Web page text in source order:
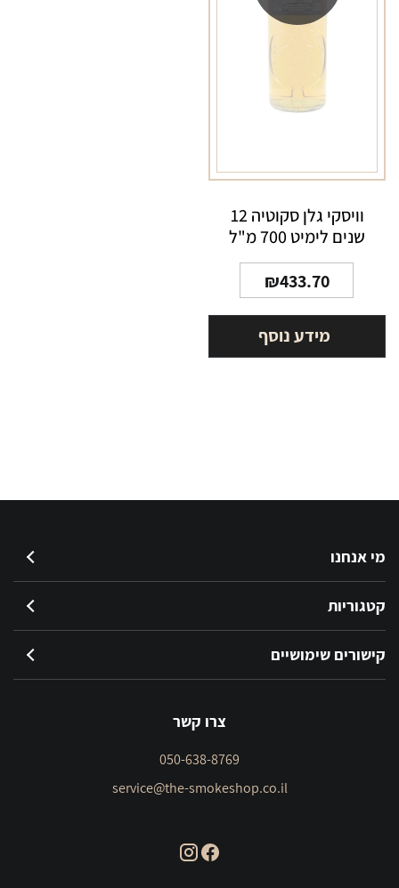
וויסקי גלן סקוטיה 12
שנים לימיט 700 מ"ל
₪433.70
מידע נוסף
מי אנחנו
קטגוריות
קישורים שימושיים
צרו קשר
050-638-8769
service@the-smokeshop.co.il